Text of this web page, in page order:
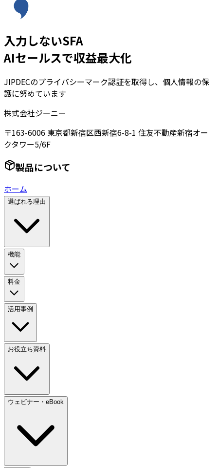
入力しないSFA
AIセールスで収益最大化
JIPDECのプライバシーマーク認証を取得し、個人情報の保
護に努めています
株式会社ジーニー
〒163-6006 東京都新宿区西新宿6-8-1 住友不動産新宿オー
クタワー5/6F
製品について
ホーム
選ばれる理由
機能
料金
活用事例
お役立ち資料
ウェビナー・eBook